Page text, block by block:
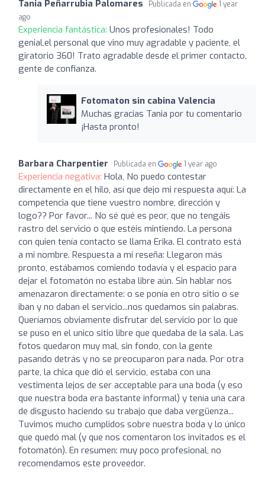
Tania Peñarrubia Palomares Publicada en
1 year
ago
Experiencia fantástica: Unos profesionales! Todo
genial,el personal que vino muy agradable y paciente, el
giratorio 360! Trato agradable desde el primer contacto,
gente de confianza.
Fotomaton sin cabina Valencia
Muchas gracias Tania por tu comentario
¡Hasta pronto!
Barbara Charpentier Publicada en 1 year ago
Experiencia negativa: Hola, No puedo contestar
directamente en el hilo, así que dejo mi respuesta aquí: La
competencia que tiene vuestro nombre, dirección y
logo?? Por favor... No sé qué es peor, que no tengáis
rastro del servicio o que estéis mintiendo. La persona
con quien tenía contacto se llama Erika. El contrato está
a mi nombre. Respuesta a mi reseña: Llegaron más
pronto, estábamos comiendo todavía y el espacio para
dejar el fotomatón no estaba libre aún. Sin hablar nos
amenazaron directamente: o se ponía en otro sitio o se
iban y no daban el servicio...nos quedamos sin palabras.
Queríamos obviamente disfrutar del servicio por lo que
se puso en el unico sitio libre que quedaba de la sala. Las
fotos quedaron muy mal, sin fondo, con la gente
pasando detrás y no se preocuparon para nada. Por otra
parte, la chica que dió el servicio, estaba con una
vestimenta lejos de ser acceptable para una boda (y eso
que nuestra boda era bastante informal) y tenía una cara
de disgusto haciendo su trabajo que daba vergüenza...
Tuvimos mucho cumplidos sobre nuestra boda y lo único
que quedó mal (y que nos comentaron los invitados es el
fotomatón). En resumen: muy poco profesional, no
recomendamos este proveedor.